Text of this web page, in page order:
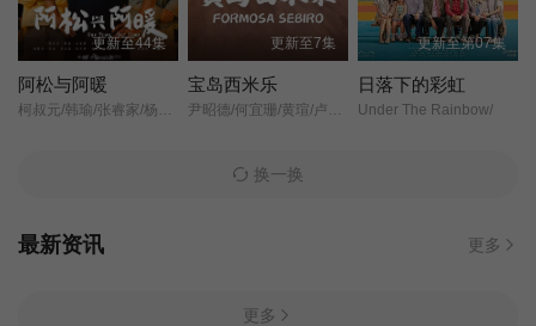
更新至44集
阿松与阿暖
更新至7集
宝岛西米乐
更新至第07集
日落下的彩虹
Under The Rainbow/
换一换
最新资讯 更多
更多